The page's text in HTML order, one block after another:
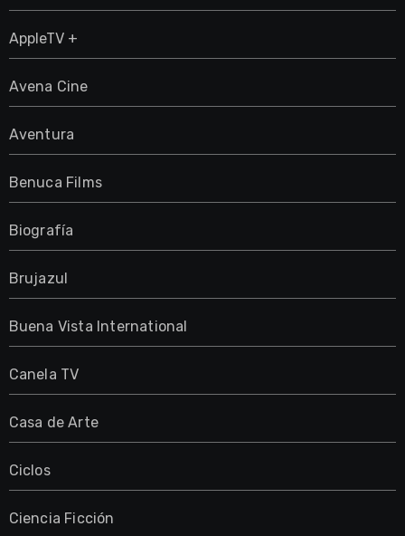
AppleTV +
Avena Cine
Aventura
Benuca Films
Biografía
Brujazul
Buena Vista International
Canela TV
Casa de Arte
Ciclos
Ciencia Ficción